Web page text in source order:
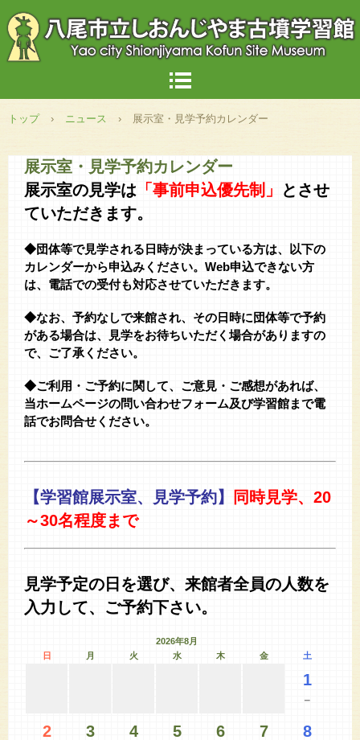
トップ › ニュース › 展示室・見学予約カレンダー
展示室・見学予約カレンダー
展示室の見学は 「事前申込優先制」
とさせ
ていただきます。
◆団体等で見学される日時が決まっている方は、以下の
カレンダーから申込みください。Web申込できない方
は、電話での受付も対応させていただきます。
◆なお、予約なしで来館され、その日時に団体等で予約
がある場合は、見学をお待ちいただく場合がありますの
で、ご了承ください。
◆ご利用・ご予約に関して、ご意見・ご感想があれば、
当ホームページの問い合わせフォーム及び学習館まで電
話でお問合せください。
【学習館展示室、見学予約】
同時見学、20
～30名程度まで
見学予定の日を選び、来館者全員の人数を
入力して、ご予約下さい。
2026年8月
日
月 火 水 木 金 土
1
－
2 3 4 5 6 7 8